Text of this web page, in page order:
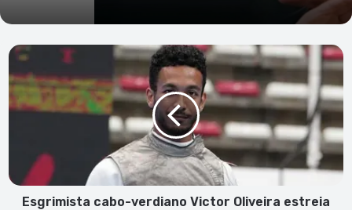
Esgrimista
verdiano
Victor
Copa
Esgrimista cabo-verdiano Victor Oliveira estreia